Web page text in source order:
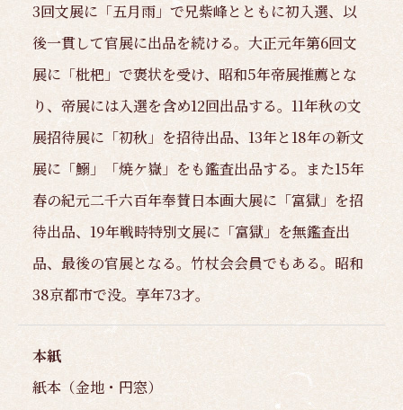
3回文展に「五月雨」で兄紫峰とともに初入選、以
後一貫して官展に出品を続ける。大正元年第6回文
展に「枇杷」で褒状を受け、昭和5年帝展推薦とな
り、帝展には入選を含め12回出品する。11年秋の文
展招待展に「初秋」を招待出品、13年と18年の新文
展に「鰯」「焼ケ嶽」をも鑑査出品する。また15年
春の紀元二千六百年奉賛日本画大展に「富獄」を招
待出品、19年戦時特別文展に「富獄」を無鑑査出
品、最後の官展となる。竹杖会会員でもある。昭和
38京都市で没。享年73才。
本紙
紙本（金地・円窓）